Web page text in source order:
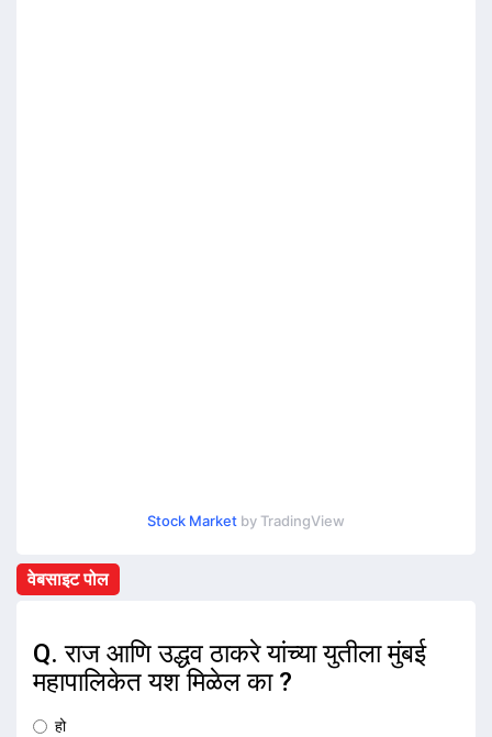
Stock Market by TradingView
वेबसाइट पोल
Q. राज आणि उद्धव ठाकरे यांच्या युतीला मुंबई
महापालिकेत यश मिळेल का ?
हो